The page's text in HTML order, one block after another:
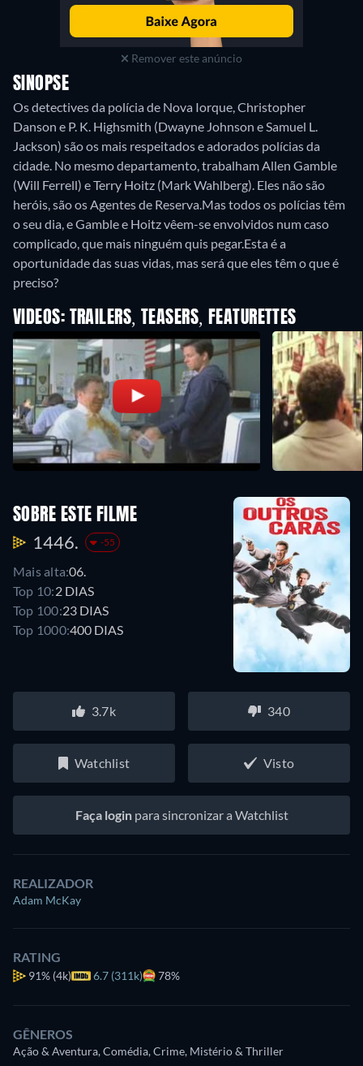
Remover este anúncio
SINOPSE
Os detectives da polícia de Nova Iorque, Christopher
Danson e P. K. Highsmith (Dwayne Johnson e Samuel L.
Jackson) são os mais respeitados e adorados polícias da
cidade. No mesmo departamento, trabalham Allen Gamble
(Will Ferrell) e Terry Hoitz (Mark Wahlberg). Eles não são
heróis, são os Agentes de Reserva.Mas todos os polícias têm
o seu dia, e Gamble e Hoitz vêem-se envolvidos num caso
complicado, que mais ninguém quis pegar.Esta é a
oportunidade das suas vidas, mas será que eles têm o que é
preciso?
VIDEOS: TRAILERS, TEASERS, FEATURETTES
SOBRE ESTE FILME
1446. -55
Mais alta:06.
Top 10:2 DIAS
Top 100:23 DIAS
Top 1000:400 DIAS
3.7k 340
Watchlist Visto
Faça loginpara sincronizar a Watchlist
REALIZADOR
Adam McKay
RATING
91% (4k) 6.7 (311k) 78%
GÊNEROS
Ação & Aventura, Comédia, Crime, Mistério & Thriller